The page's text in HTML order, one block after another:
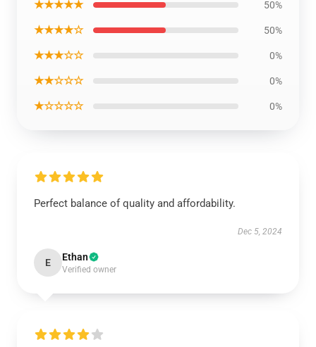
★★★★★ 50%
★★★★☆ 50%
★★★☆☆ 0%
★★☆☆☆ 0%
★☆☆☆☆ 0%
Perfect balance of quality and affordability.
Dec 5, 2024
E Ethan
Verified owner